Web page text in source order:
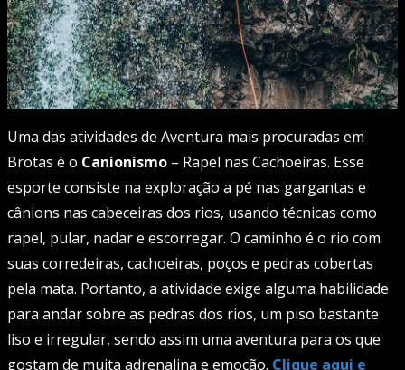
Uma das atividades de Aventura mais procuradas em
Brotas é o Canionismo – Rapel nas Cachoeiras. Esse
esporte consiste na exploração a pé nas gargantas e
cânions nas cabeceiras dos rios, usando técnicas como
rapel, pular, nadar e escorregar. O caminho é o rio com
suas corredeiras, cachoeiras, poços e pedras cobertas
pela mata. Portanto, a atividade exige alguma habilidade
para andar sobre as pedras dos rios, um piso bastante
liso e irregular, sendo assim uma aventura para os que
gostam de muita adrenalina e emoção. Clique aqui e